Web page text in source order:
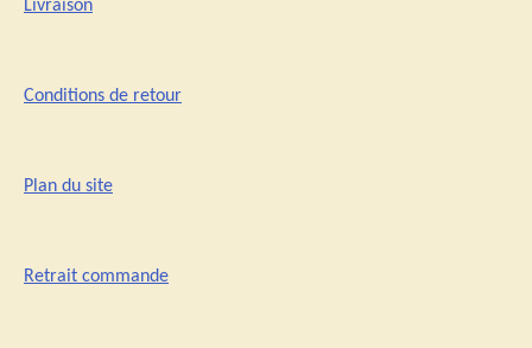
Livraison
Conditions de retour
Plan du site
Retrait commande